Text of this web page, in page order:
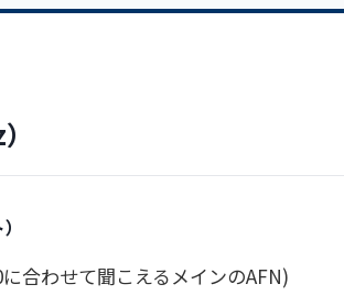
合わせて聞こえるメインのAFN)